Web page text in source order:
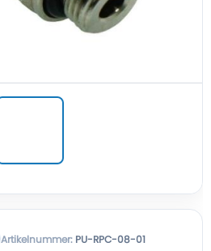
Artikelnummer: PU-RPC-08-01